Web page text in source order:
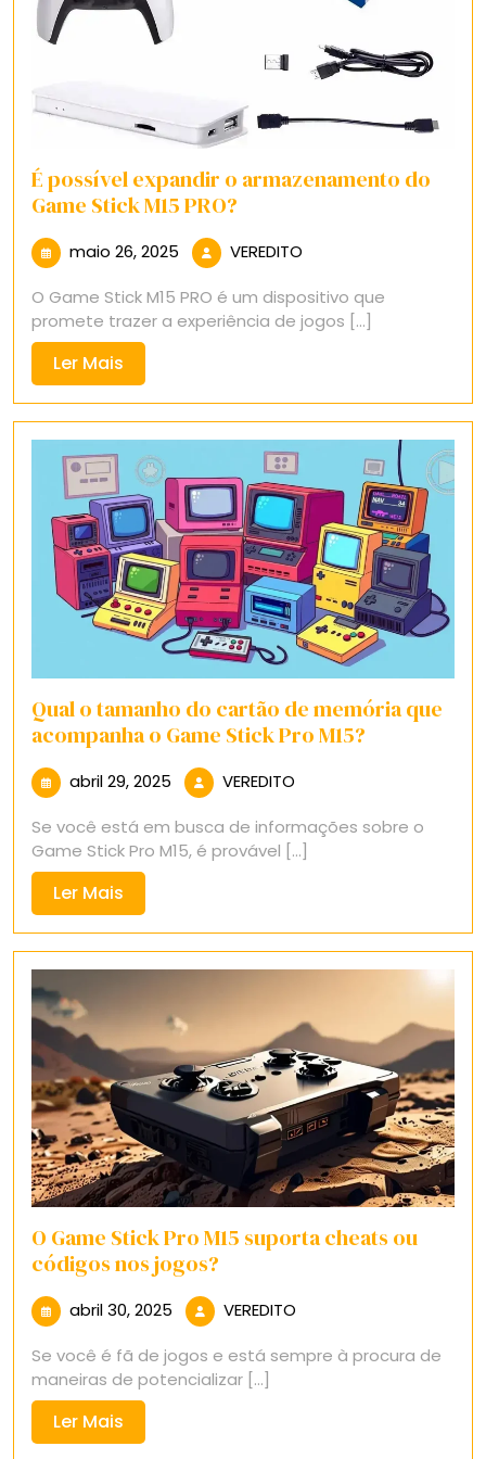
É possível expandir o armazenamento do
Game Stick M15 PRO?
maio 26, 2025 maio
2025
VEREDITO
O Game Stick M15 PRO é um dispositivo que
promete trazer a experiência de jogos [...]
Ler Mais
Mais
Qual o tamanho do cartão de memória que
acompanha o Game Stick Pro M15?
abril 29, 2025 abril
29,
2025
VEREDITO
Se você está em busca de informações sobre o
Game Stick Pro M15, é provável [...]
Ler Mais
Mais
O Game Stick Pro M15 suporta cheats ou
códigos nos jogos?
abril 30, 2025 abril
30,
2025
VEREDITO
Se você é fã de jogos e está sempre à procura de
maneiras de potencializar [...]
Ler Mais
Mais